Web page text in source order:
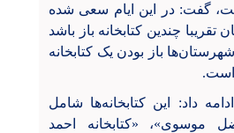
گفت: در این ایام سعی شده
چندین کتابخانه باز باشد
باز بودن یک کتابخانه
است.
داد: این کتابخانه‌ها شامل
موسوی»، «کتابخانه احمد